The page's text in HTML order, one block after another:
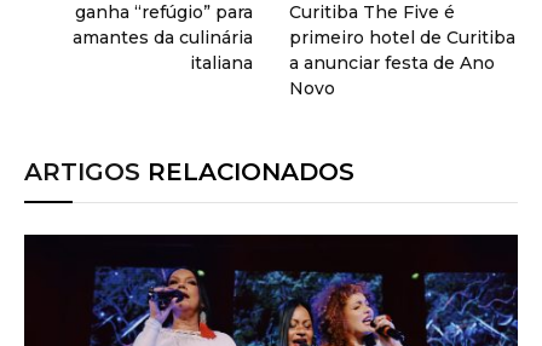
ganha “refúgio” para
amantes da culinária
italiana
Curitiba The Five é
primeiro hotel de Curitiba
a anunciar festa de Ano
Novo
ARTIGOS RELACIONADOS